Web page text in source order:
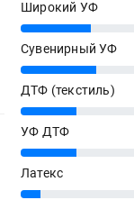
Широкий УФ
25%
Сувенирный УФ
27%
ДТФ (текстиль)
20%
УФ ДТФ
20%
Латекс
7%